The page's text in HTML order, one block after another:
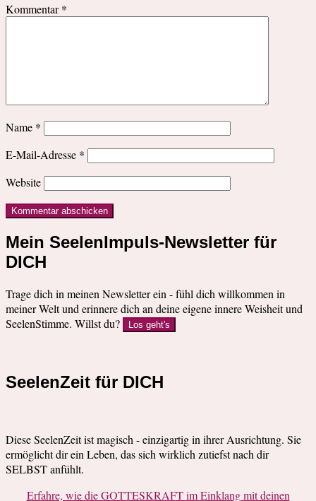
Kommentar*
Name *
E-Mail-Adresse *
Website
Mein SeelenImpuls-Newsletter für
DICH
Trage dich in meinen Newsletter ein - fühl dich willkommen in
meiner Welt und erinnere dich an deine eigene innere Weisheit und
SeelenStimme. Willst du?
Los geht's
SeelenZeit für DICH
Diese SeelenZeit ist magisch - einzigartig in ihrer Ausrichtung. Sie
ermöglicht dir ein Leben, das sich wirklich zutiefst nach dir
SELBST anfühlt.
Erfahre, wie die GOTTESKRAFT im Einklang mit deinen